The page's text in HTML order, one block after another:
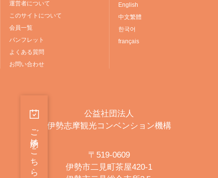
ご予約はこちらから
運営者について
このサイトについて
会員一覧
パンフレット
よくある質問
お問い合わせ
English
中文繁體
한국어
français
公益社団法人
伊勢志摩観光コンベンション機構
〒519-0609
伊勢市二見町茶屋420-1